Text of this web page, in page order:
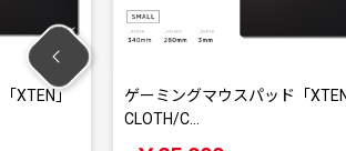
XTEN」
ゲーミングマウスパッド「XTEN
CLOTH/C…